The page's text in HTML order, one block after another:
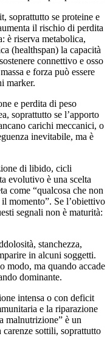
soprattutto se proteine e
il rischio di perdita
è riserva metabolica,
(healthspan) la capacità
connettivo e osso
e forza può essere
marker.
e perdita di peso
soprattutto se l’apporto
carichi meccanici, o
inevitabile, ma è
di libido, cicli
evolutivo è una scelta
come “qualcosa che non
momento”. Se l’obiettivo
segnali non è maturità:
stanchezza,
in alcuni soggetti.
modo, ma quando accade
dominante.
intensa o con deficit
e la riparazione
malnutrizione” è un
sottili, soprattutto